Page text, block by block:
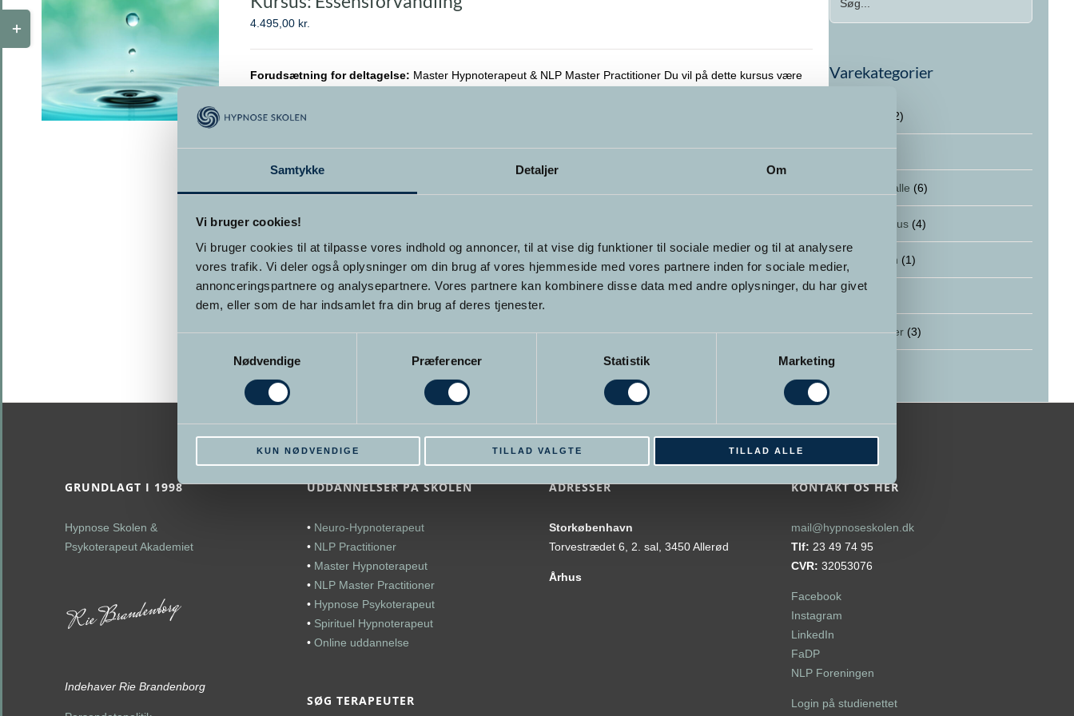
Samtykke Detaljer Om
Vi bruger cookies!
Vi bruger cookies til at tilpasse vores indhold og annoncer, til at vise dig funktioner til sociale medier og til at analysere
vores trafik. Vi deler også oplysninger om din brug af vores hjemmeside med vores partnere inden for sociale medier,
annonceringspartnere og analysepartnere. Vores partnere kan kombinere disse data med andre oplysninger, du har givet
dem, eller som de har indsamlet fra din brug af deres tjenester.
Nødvendige
Præferencer Statistik Marketing
KUN NØDVENDIGE TILLAD VALGTE TILLAD ALLE
4.495,00 kr.
Forudsætning for deltagelse: Master Hypnoterapeut & NLP Master Practitioner Du vil på dette kursus være
uddannet master på skolen.
Dette
Mulighederne
kan
vælges
på
Varekategorier
(2)
Kurser (12)
Kurser for alle (6)
Online kursus (4)
Supervision (1)
Terapi
Uddannelser (3)
GRUNDLAGT I 1998
Hypnose Skolen &
Psykoterapeut Akademiet
Indehaver Rie Brandenborg
UDDANNELSER PÅ SKOLEN
• Neuro-Hypnoterapeut
• NLP Practitioner
• Master Hypnoterapeut
• NLP Master Practitioner
• Hypnose Psykoterapeut
• Spirituel Hypnoterapeut
•Online uddannelse
SØG TERAPEUTER
ADRESSER
Storkøbenhavn
Torvestrædet 6, 2. sal, 3450 Allerød
Århus
KONTAKT OS HER
mail@hypnoseskolen.dk
Tlf: 23 49 74 95
CVR: 32053076
Facebook
Instagram
LinkedIn
FaDP
NLP Foreningen
Login på studienettet